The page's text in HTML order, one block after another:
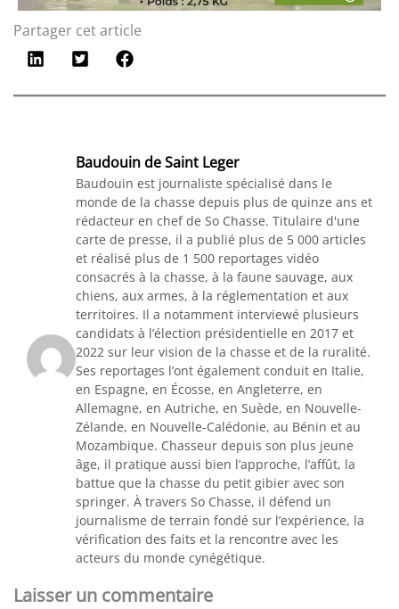
Partager cet article
Baudouin de Saint Leger
Baudouin est journaliste spécialisé dans le
monde de la chasse depuis plus de quinze ans et
rédacteur en chef de So Chasse. Titulaire d'une
carte de presse, il a publié plus de 5 000 articles
et réalisé plus de 1 500 reportages vidéo
consacrés à la chasse, à la faune sauvage, aux
chiens, aux armes, à la réglementation et aux
territoires. Il a notamment interviewé plusieurs
candidats à l’élection présidentielle en 2017 et
2022 sur leur vision de la chasse et de la ruralité.
Ses reportages l’ont également conduit en Italie,
en Espagne, en Écosse, en Angleterre, en
Allemagne, en Autriche, en Suède, en Nouvelle-
Zélande, en Nouvelle-Calédonie, au Bénin et au
Mozambique. Chasseur depuis son plus jeune
âge, il pratique aussi bien l’approche, l’affût, la
battue que la chasse du petit gibier avec son
springer. À travers So Chasse, il défend un
journalisme de terrain fondé sur l’expérience, la
vérification des faits et la rencontre avec les
acteurs du monde cynégétique.
Laisser un commentaire